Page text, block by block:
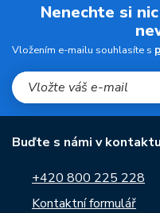
Nenechte si
Vložením e-mailu souhlasíte s
Buďte s námi v kontaktu
+420 800 225 228
Kontaktní formulář